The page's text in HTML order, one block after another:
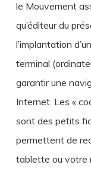
le Mouvement
qu’éditeur du
l’implantation
terminal
garantir une
Internet. Les «
sont des petits
permettent de
tablette ou votre